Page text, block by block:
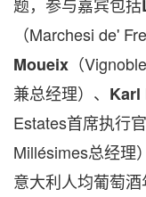
（Marchesi de'
Moueix （
兼总经理）、 Karl
Estates首席执行
Millésimes总经理
意大利人均葡萄